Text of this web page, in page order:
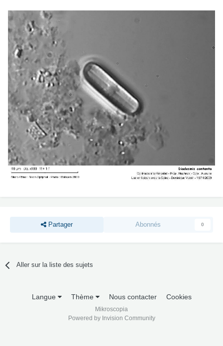
Partager Abonnés 0
Aller sur la liste des sujets
Langue Thème Nous contacter Cookies
Mikroscopia
Powered by Invision Community